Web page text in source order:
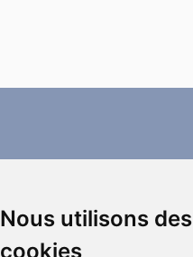
Nous utilisons des
cookies